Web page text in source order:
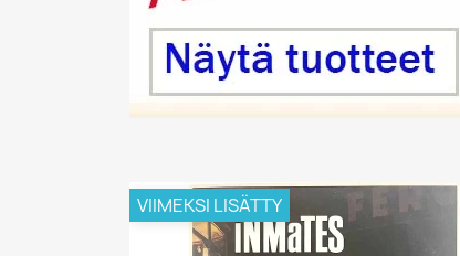
VIIMEKSI LISÄTTY